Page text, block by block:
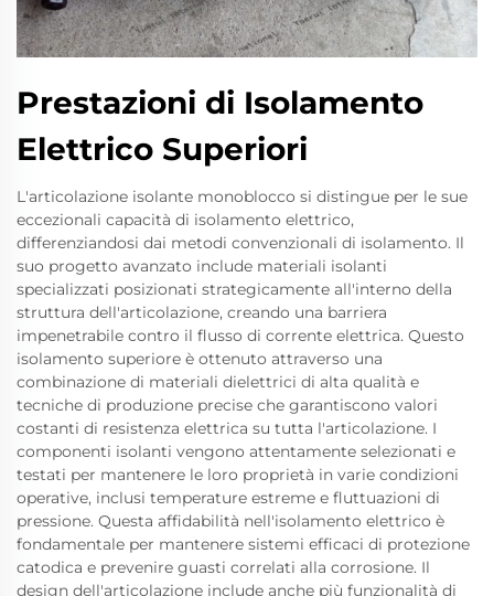
Prestazioni di Isolamento
Elettrico Superiori
L'articolazione isolante monoblocco si distingue per le sue
eccezionali capacità di isolamento elettrico,
differenziandosi dai metodi convenzionali di isolamento. Il
suo progetto avanzato include materiali isolanti
specializzati posizionati strategicamente all'interno della
struttura dell'articolazione, creando una barriera
impenetrabile contro il flusso di corrente elettrica. Questo
isolamento superiore è ottenuto attraverso una
combinazione di materiali dielettrici di alta qualità e
tecniche di produzione precise che garantiscono valori
costanti di resistenza elettrica su tutta l'articolazione. I
componenti isolanti vengono attentamente selezionati e
testati per mantenere le loro proprietà in varie condizioni
operative, inclusi temperature estreme e fluttuazioni di
pressione. Questa affidabilità nell'isolamento elettrico è
fondamentale per mantenere sistemi efficaci di protezione
catodica e prevenire guasti correlati alla corrosione. Il
design dell'articolazione include anche più funzionalità di